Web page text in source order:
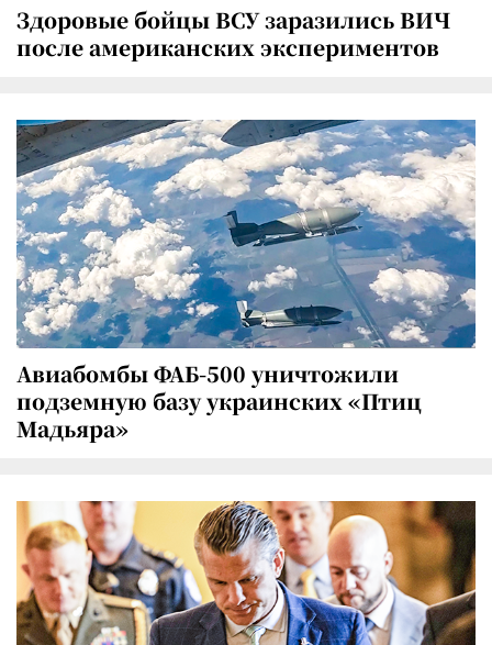
Здоровые бойцы ВСУ заразились ВИЧ
после американских экспериментов
Авиабомбы ФАБ-500 уничтожили
подземную базу украинских «Птиц
Мадьяра»